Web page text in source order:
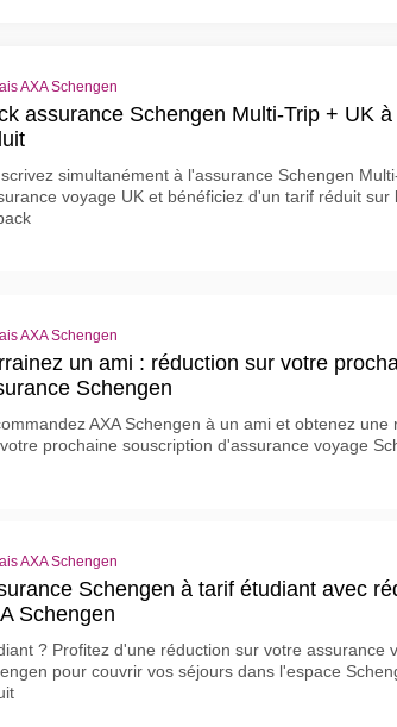
AXA Schengen
assurance Schengen Multi-Trip + UK à
simultanément à l'assurance Schengen
voyage UK et bénéficiez d'un tarif réduit sur
AXA Schengen
un ami : réduction sur votre
Schengen
AXA Schengen à un ami et obtenez une
prochaine souscription d'assurance voyage
AXA Schengen
Schengen à tarif étudiant avec
Schengen
? Profitez d'une réduction sur votre assurance
pour couvrir vos séjours dans l'espace